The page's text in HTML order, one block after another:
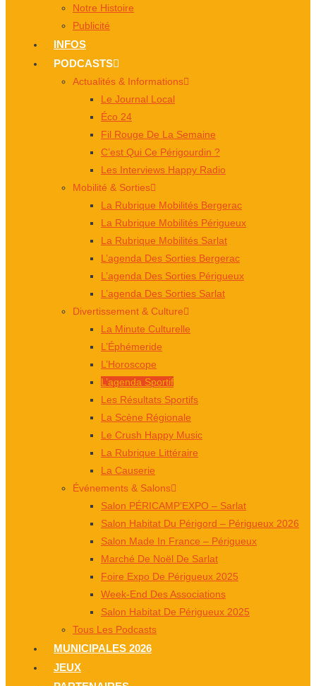
Notre Histoire
Publicité
INFOS
PODCASTS
Actualités & Informations
Le Journal Local
Éco 24
Fil Rouge De La Semaine
C’est Qui Ce Périgourdin ?
Les Interviews Happy Radio
Mobilité & Sorties
La Rubrique Mobilités Bergerac
La Rubrique Mobilités Périgueux
La Rubrique Mobilités Sarlat
L’agenda Des Sorties Bergerac
L’agenda Des Sorties Périgueux
L’agenda Des Sorties Sarlat
Divertissement & Culture
La Minute Culturelle
L’Éphémeride
L’Horoscope
L’agenda Sportif
Les Résultats Sportifs
La Scène Régionale
Le Crush Happy Music
La Rubrique Littéraire
La Causerie
Événements & Salons
Salon PÉRICAMP’EXPO – Sarlat
Salon Habitat Du Périgord – Périgueux 2026
Salon Made In France – Périgueux
Marché De Noël De Sarlat
Foire Expo De Périgueux 2025
Week-End Des Associations
Salon Habitat De Périgueux 2025
Tous Les Podcasts
MUNICIPALES 2026
JEUX